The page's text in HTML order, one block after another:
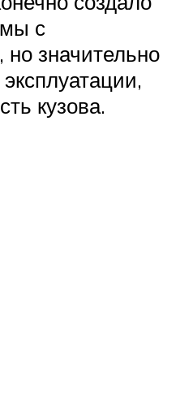
с
но значительно
кузова.